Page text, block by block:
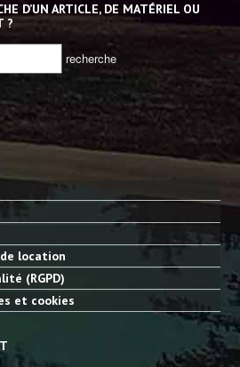
D’UN ARTICLE, DE MATÉRIEL OU
?
location
(RGPD)
et cookies